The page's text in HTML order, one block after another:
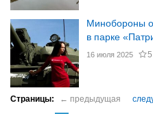
Минобороны
в парке
16 июля 2025 5